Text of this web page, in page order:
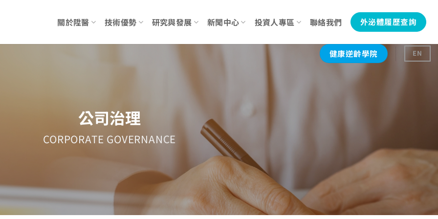
關於陞醫 技術優勢 研究與發展 新聞中心 投資人專區 聯絡我們 外泌體履歷查詢
健康逆齡學院 EN
公司治理
CORPORATE GOVERNANCE